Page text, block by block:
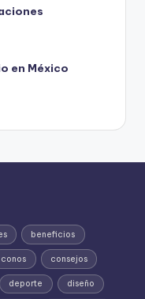
en México
beneficios
conos consejos
deporte diseño